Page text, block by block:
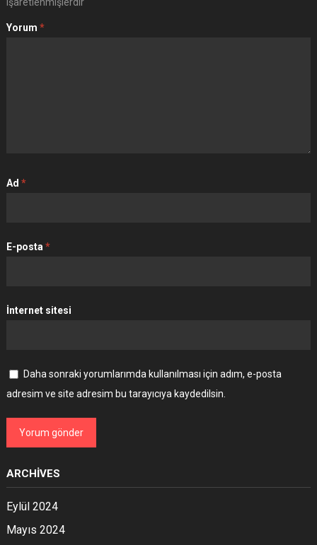
Yorum *
Ad *
E-posta *
İnternet sitesi
Daha sonraki yorumlarımda kullanılması için adım, e-posta
adresim ve site adresim bu tarayıcıya kaydedilsin.
ARCHIVES
Eylül 2024
Mayıs 2024